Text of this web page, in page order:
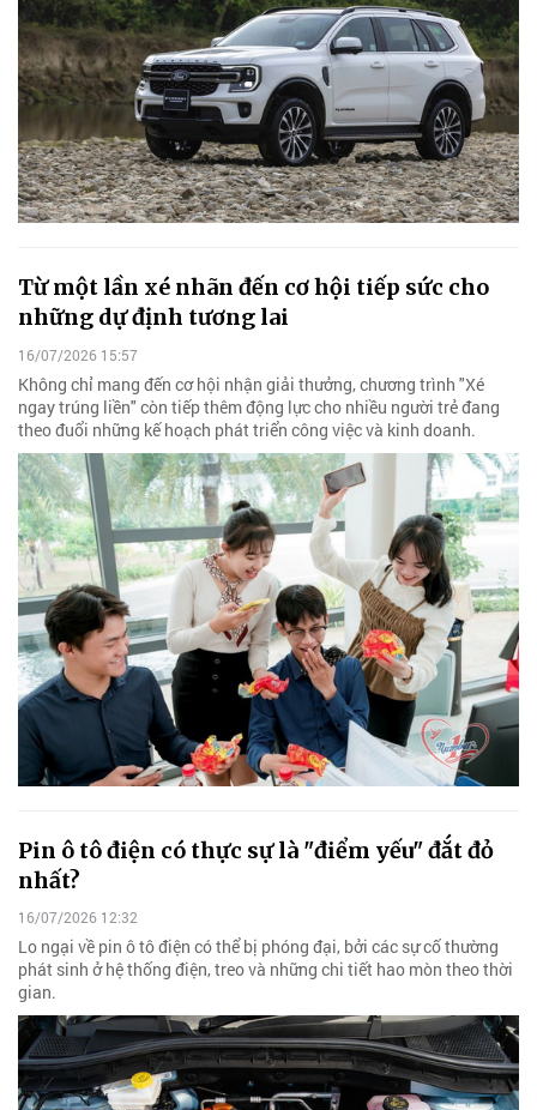
Từ một lần xé nhãn đến cơ hội tiếp sức cho
những dự định tương lai
16/07/2026 15:57
Không chỉ mang đến cơ hội nhận giải thưởng, chương trình "Xé
ngay trúng liền" còn tiếp thêm động lực cho nhiều người trẻ đang
theo đuổi những kế hoạch phát triển công việc và kinh doanh.
Pin ô tô điện có thực sự là "điểm yếu" đắt đỏ
nhất?
16/07/2026 12:32
Lo ngại về pin ô tô điện có thể bị phóng đại, bởi các sự cố thường
phát sinh ở hệ thống điện, treo và những chi tiết hao mòn theo thời
gian.